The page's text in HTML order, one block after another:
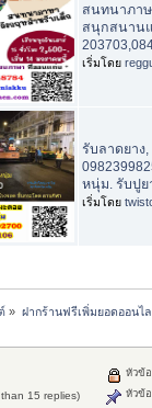
สนทนาภาษ
สนุกสนานแ
เริ่มโดย
รับลาดยาง
หนุ่ม. รับปูย
เริ่มโดย
» ฝากร้านฟรีเพิ่มยอดออนไ
15 replies)
หัวข้
หัวข้